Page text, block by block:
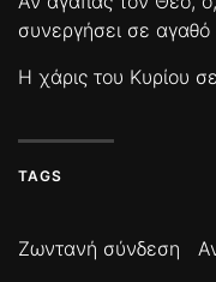
συνεργήσει σε
Η χάρις του Κυρίου
TAGS
Ζωντανή σύνδεση